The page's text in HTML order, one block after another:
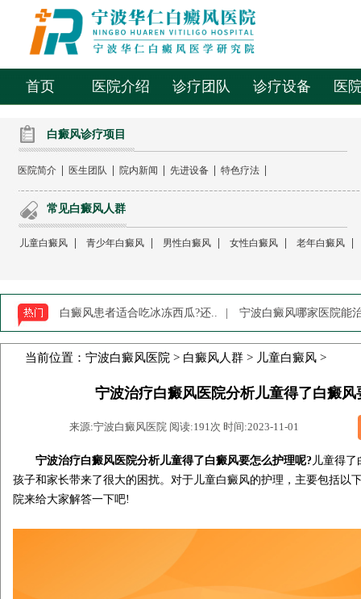
首页 医院介绍 诊疗团队 诊疗设备 医
白癜风诊疗项目
常见白癜风人群
医院简介 医生团队 院内新闻 先进设备 特色疗法
儿童白癜风 青少年白癜风 男性白癜风 女性白癜风 老年白癜风
白癜风患者适合吃冰冻西瓜?还.. 宁波白癜风哪家医院能
当前位置： 宁波白癜风医院 > 白癜风人群 > 儿童白癜风 >
宁波治疗白癜风医院分析儿童得了白癜风
来源:宁波白癜风医院 阅读:191次 时间:2023-11-01
宁波治疗白癜风医院分析儿童得了白癜风要怎么护理呢?儿童得了
孩子和家长带来了很大的困扰。对于儿童白癜风的护理，主要包括以
院来给大家解答一下吧!